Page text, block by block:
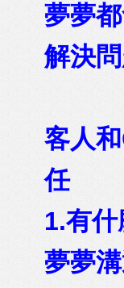
夢夢
解決
客人
任
1.有
夢夢